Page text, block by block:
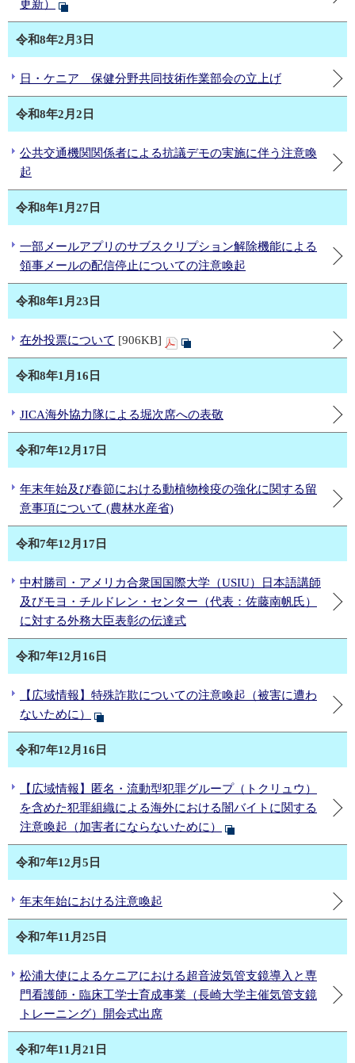
更新）
令和8年2月3日
日・ケニア 保健分野共同技術作業部会の立上げ
令和8年2月2日
公共交通機関関係者による抗議デモの実施に伴う注意喚
起
令和8年1月27日
一部メールアプリのサブスクリプション解除機能による
領事メールの配信停止についての注意喚起
令和8年1月23日
在外投票について [906KB]
令和8年1月16日
JICA海外協力隊による堀次席への表敬
令和7年12月17日
年末年始及び春節における動植物検疫の強化に関する留
意事項について (農林水産省)
令和7年12月17日
中村勝司・アメリカ合衆国国際大学（USIU）日本語講師
及びモヨ・チルドレン・センター（代表：佐藤南帆氏）
に対する外務大臣表彰の伝達式
令和7年12月16日
【広域情報】特殊詐欺についての注意喚起（被害に遭わ
ないために）
令和7年12月16日
【広域情報】匿名・流動型犯罪グループ（トクリュウ）
を含めた犯罪組織による海外における闇バイトに関する
注意喚起（加害者にならないために）
令和7年12月5日
年末年始における注意喚起
令和7年11月25日
松浦大使によるケニアにおける超音波気管支鏡導入と専
門看護師・臨床工学士育成事業（長崎大学主催気管支鏡
トレーニング）開会式出席
令和7年11月21日